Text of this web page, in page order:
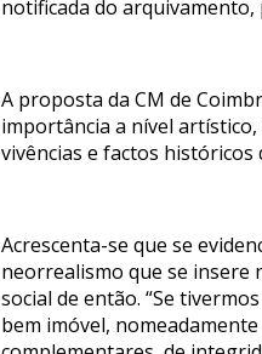
notificada do
A proposta da CM de
importância a nível
vivências e factos históricos
Acrescenta-se que se
neorrealismo que se insere
social de então. “Se
bem imóvel,